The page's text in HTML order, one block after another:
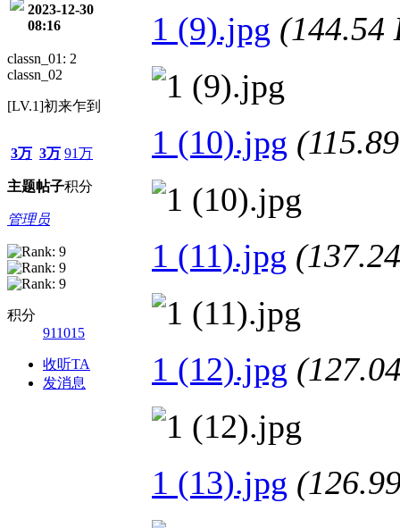
2023-12-30
08:16
classn_01: 2
classn_02
[LV.1]初来乍到
3万
主题
3万
帖子
91万
积分
管理员
积分
911015
收听TA
发消息
1 (9).jpg (144.54
1 (10).jpg
1 (11).jpg
1 (12).jpg
1 (13).jpg